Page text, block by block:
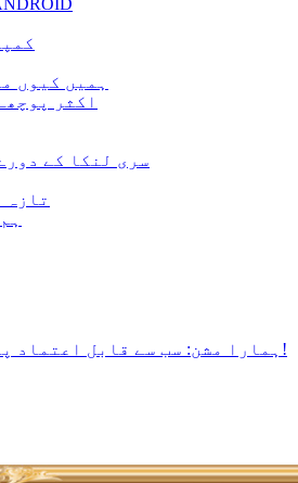
ہمیں کیوں
اکثر
سری لنکا کے
تازہ